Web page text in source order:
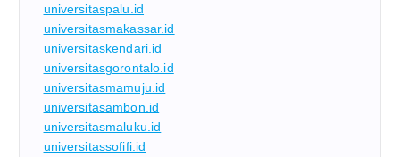
universitaspalu.id
universitasmakassar.id
universitaskendari.id
universitasgorontalo.id
universitasmamuju.id
universitasambon.id
universitasmaluku.id
universitassofifi.id